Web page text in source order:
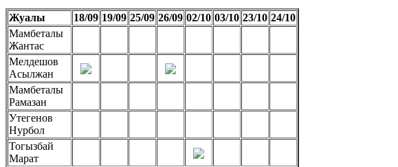
Жуалы 18/09 19/09 25/09 26/09 02/10 03/10 23/10 24/10
Мамбеталы
Жантас
Мелдешов
Асылжан
Мамбеталы
Рамазан
Утегенов
Нурбол
Тогызбай
Марат